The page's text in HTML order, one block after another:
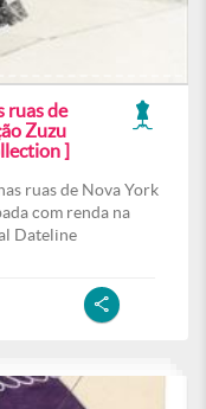
ruas de
Zuzu
]
ruas de Nova York
com renda na
Dateline